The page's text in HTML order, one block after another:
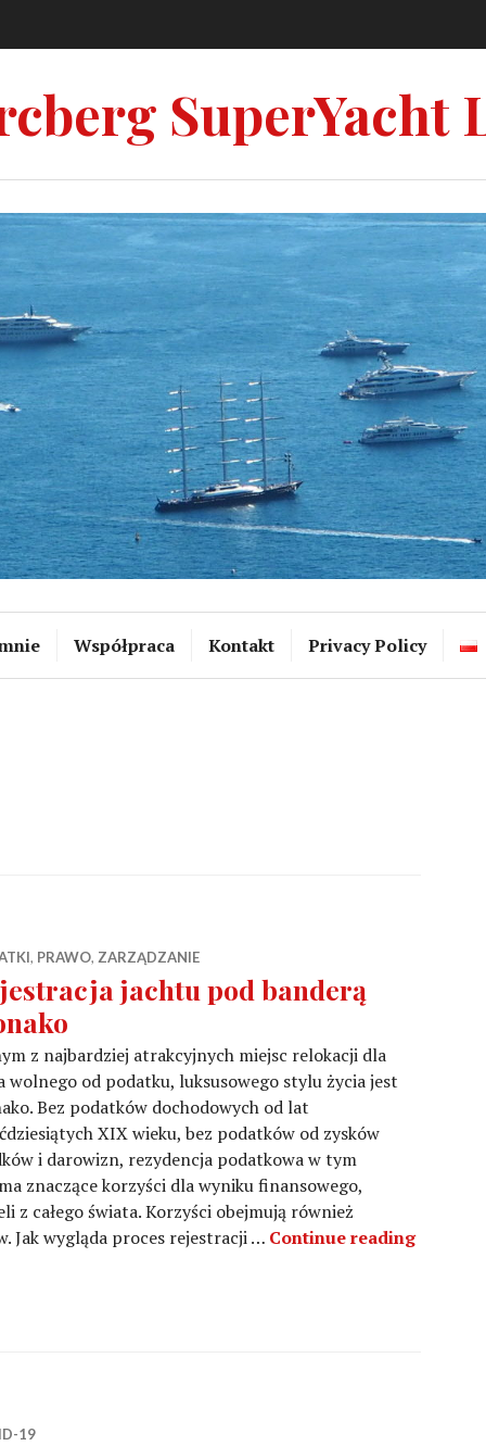
SuperYacht
Współpraca Kontakt Privacy Policy
, PRAWO, ZARZĄDZANIE
jachtu pod banderą
z najbardziej atrakcyjnych miejsc relokacji dla
wolnego od podatku, luksusowego stylu życia jest
Bez podatków dochodowych od lat
XIX wieku, bez podatków od zysków
i darowizn, rezydencja podatkowa w tym
znaczące korzyści dla wyniku finansowego,
z całego świata. Korzyści obejmują również
Jak wygląda proces rejestracji … Continue reading
19